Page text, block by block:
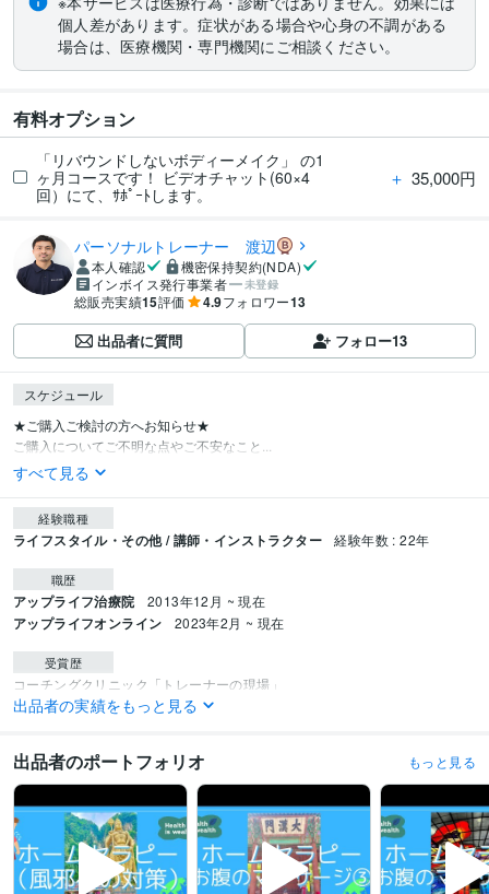
個人差があります。症状がある場合や心身の不調がある
場合は、医療機関・専門機関にご相談ください。
有料オプション
「リバウンドしないボディーメイク」 の1
ヶ月コースです！ ビデオチャット(60×4
回）にて、ｻﾎﾟｰﾄします。
＋ 35,000円
パーソナルトレーナー 渡辺
本人確認
機密保持契約(NDA)
インボイス発行事業者
未登録
総販売実績15評価 4.9フォロワー13
出品者に質問 フォロー13
スケジュール
★ご購入ご検討の方へお知らせ★
ご購入についてご不明な点やご不安なこと...
すべて見る
経験職種
ライフスタイル・その他 / 講師・インストラクター 経験年数 : 22年
職歴
アップライフ治療院 2013年12月 ~ 現在
アップライフオンライン 2023年2月 ~ 現在
受賞歴
コーチングクリニック「トレーナーの現場」
あん摩マッサージ指圧師 取得年 : 2008年
公認アスレティックトレーナー 取得年 : 2015年
ビジネス・クリエイティブツール
Keynote:3年Canva:5年
その他ツール
出品者の実績をもっと見る
出品者のポートフォリオ もっと見る